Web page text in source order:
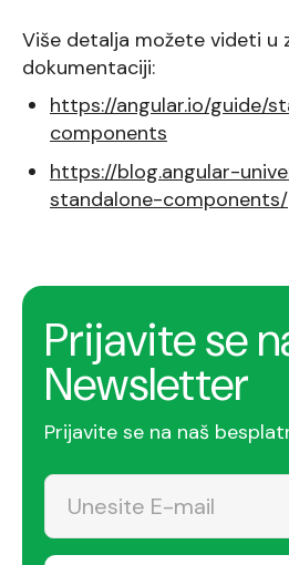
Više detalja možete videti u
dokumentaciji:
https://angular.io/guide/
components
https://blog.angular-
standalone-components/
Prijavite se
Newsletter
Prijavite se na naš